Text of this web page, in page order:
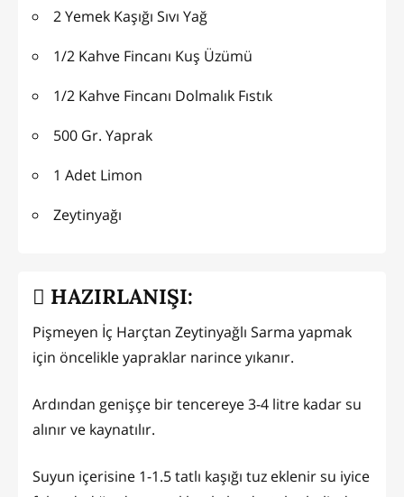
2 Yemek Kaşığı Sıvı Yağ
1/2 Kahve Fincanı Kuş Üzümü
1/2 Kahve Fincanı Dolmalık Fıstık
500 Gr. Yaprak
1 Adet Limon
Zeytinyağı
HAZIRLANIŞI:
Pişmeyen İç Harçtan Zeytinyağlı Sarma yapmak
için öncelikle yapraklar narince yıkanır.
Ardından genişçe bir tencereye 3-4 litre kadar su
alınır ve kaynatılır.
Suyun içerisine 1-1.5 tatlı kaşığı tuz eklenir su iyice